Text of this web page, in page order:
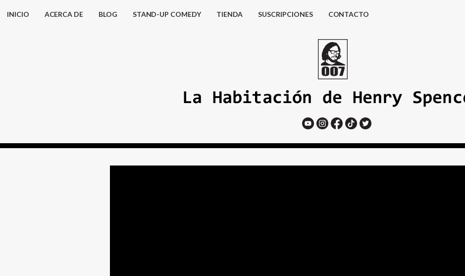
INICIO ACERCA DE BLOG STAND-UP COMEDY TIENDA SUSCRIPCIONES CONTACTO